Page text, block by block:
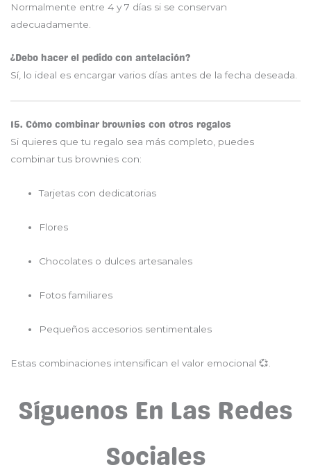
Normalmente entre 4 y 7 días si se conservan
adecuadamente.
¿Debo hacer el pedido con antelación?
Sí, lo ideal es encargar varios días antes de la fecha deseada.
15. Cómo combinar brownies con otros regalos
Si quieres que tu regalo sea más completo, puedes
combinar tus brownies con:
Tarjetas con dedicatorias
Flores
Chocolates o dulces artesanales
Fotos familiares
Pequeños accesorios sentimentales
Estas combinaciones intensifican el valor emocional 💞.
Síguenos En Las Redes
Sociales